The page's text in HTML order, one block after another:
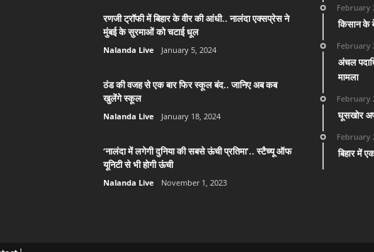
रणजी ट्रॉफी में बिहार के वीर की आंधी.. नालंदा एक्सप्रेस ने
मुंबई के सुरमाओं को चटाई धूल
Nalanda Live January 5, 2024
ठंड की वजह से एक बार फिर स्कूल बंद.. जानिए अब कब
खुलेंगे स्कूल
Nalanda Live January 18, 2024
‘नालंदा में लगेगी दुनिया की सबसे ऊंची प्रतिमा’.. स्टैच्यू ऑफ
यूनिटी से भी होगी ऊंची
Nalanda Live November 1, 2023
February
किसान के
February
अंचल
मामला
February
घूसखोर
February
बिहार में